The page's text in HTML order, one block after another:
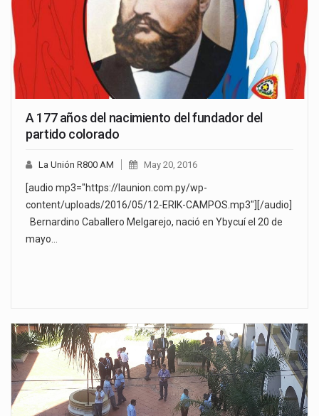
A 177 años del nacimiento del fundador del
partido colorado
La Unión R800 AM May 20, 2016
[audio mp3="https://launion.com.py/wp-
content/uploads/2016/05/12-ERIK-CAMPOS.mp3"][/audio]
Bernardino Caballero Melgarejo, nació en Ybycuí el 20 de
mayo…